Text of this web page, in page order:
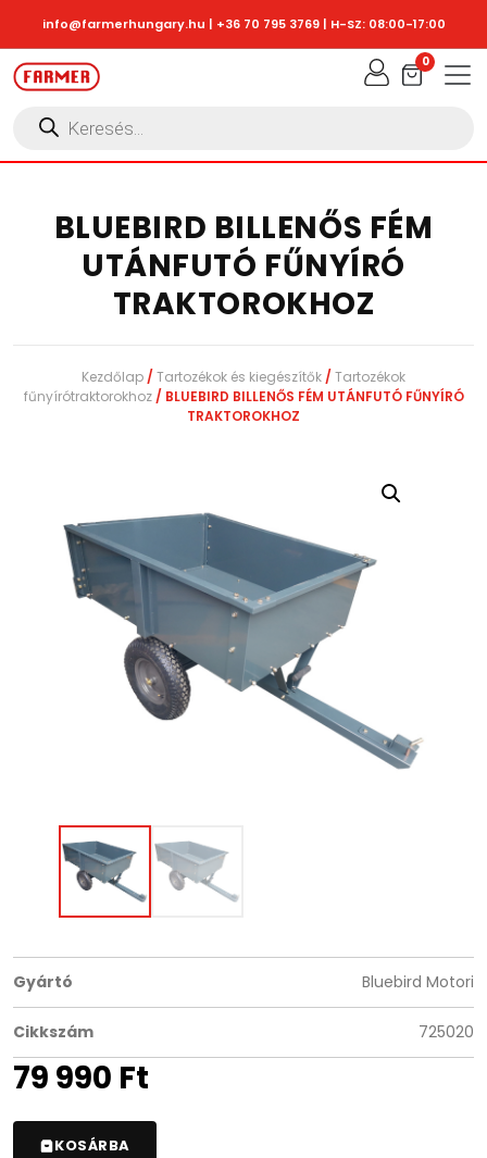
info@farmerhungary.hu | +36 70 795 3769| H-SZ: 08:00-17:00
Products
search
0
BLUEBIRD BILLENŐS FÉM
UTÁNFUTÓ FŰNYÍRÓ
TRAKTOROKHOZ
Kezdőlap / Tartozékok és kiegészítők / Tartozékok
fűnyírótraktorokhoz/ BLUEBIRD BILLENŐS FÉM UTÁNFUTÓ FŰNYÍRÓ
TRAKTOROKHOZ
Gyártó Bluebird Motori
Cikkszám 725020
79 990 Ft
KOSÁRBA